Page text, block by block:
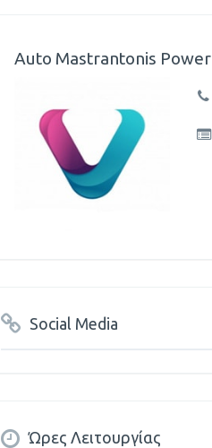
Auto Mastrantonis Power
Social Media
Ώρες Λειτουργίας